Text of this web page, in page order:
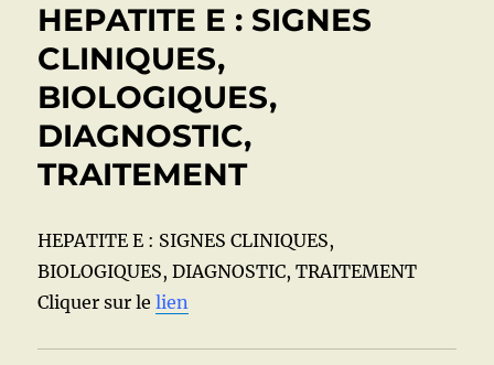
HEPATITE E : SIGNES
CLINIQUES,
BIOLOGIQUES,
DIAGNOSTIC,
TRAITEMENT
HEPATITE E : SIGNES CLINIQUES,
BIOLOGIQUES, DIAGNOSTIC, TRAITEMENT
Cliquer sur lelien